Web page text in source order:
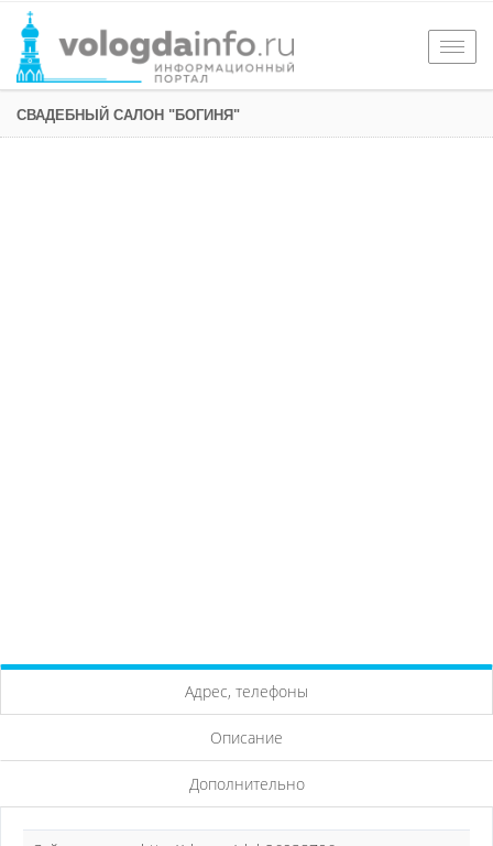
СВАДЕБНЫЙ САЛОН "БОГИНЯ"
Адрес, телефоны
Описание
Дополнительно